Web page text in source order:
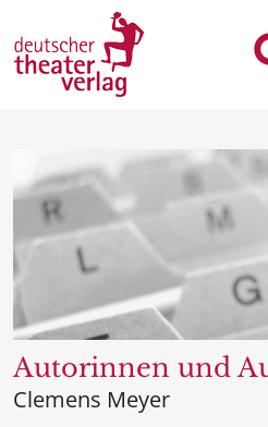
Autorinnen und
Clemens Meyer